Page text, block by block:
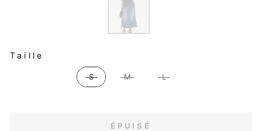
TAILLE
Taille
S M L
ÉPUISÉ